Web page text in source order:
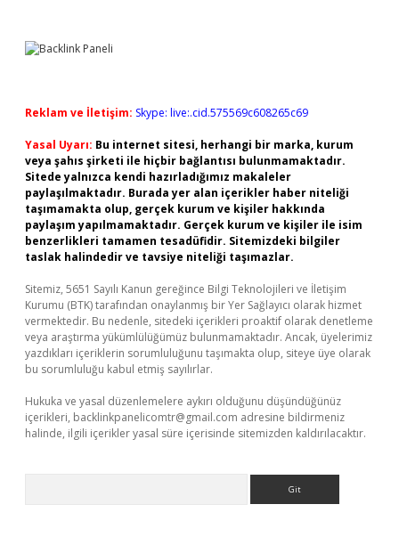
Reklam ve İletişim: Skype: live:.cid.575569c608265c69
Yasal Uyarı: Bu internet sitesi, herhangi bir marka, kurum
veya şahıs şirketi ile hiçbir bağlantısı bulunmamaktadır.
Sitede yalnızca kendi hazırladığımız makaleler
paylaşılmaktadır. Burada yer alan içerikler haber niteliği
taşımamakta olup, gerçek kurum ve kişiler hakkında
paylaşım yapılmamaktadır. Gerçek kurum ve kişiler ile isim
benzerlikleri tamamen tesadüfidir. Sitemizdeki bilgiler
taslak halindedir ve tavsiye niteliği taşımazlar.
Sitemiz, 5651 Sayılı Kanun gereğince Bilgi Teknolojileri ve İletişim
Kurumu (BTK) tarafından onaylanmış bir Yer Sağlayıcı olarak hizmet
vermektedir. Bu nedenle, sitedeki içerikleri proaktif olarak denetleme
veya araştırma yükümlülüğümüz bulunmamaktadır. Ancak, üyelerimiz
yazdıkları içeriklerin sorumluluğunu taşımakta olup, siteye üye olarak
bu sorumluluğu kabul etmiş sayılırlar.
Hukuka ve yasal düzenlemelere aykırı olduğunu düşündüğünüz
içerikleri, backlinkpanelicomtr@gmail.com adresine bildirmeniz
halinde, ilgili içerikler yasal süre içerisinde sitemizden kaldırılacaktır.